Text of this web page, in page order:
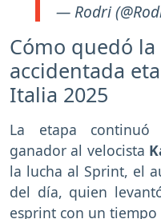
— Rodri
Cómo quedó
accidentada
Italia 2025
La etapa
ganador al velocista
la lucha al Sprint, el
del día, quien
esprint con un